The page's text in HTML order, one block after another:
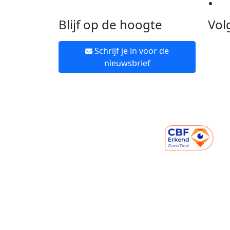
Blijf op de hoogte
Schrijf je in voor de
nieuwsbrief